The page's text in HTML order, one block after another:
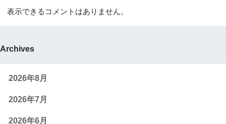
表示できるコメントはありません。
Archives
2026年8月
2026年7月
2026年6月